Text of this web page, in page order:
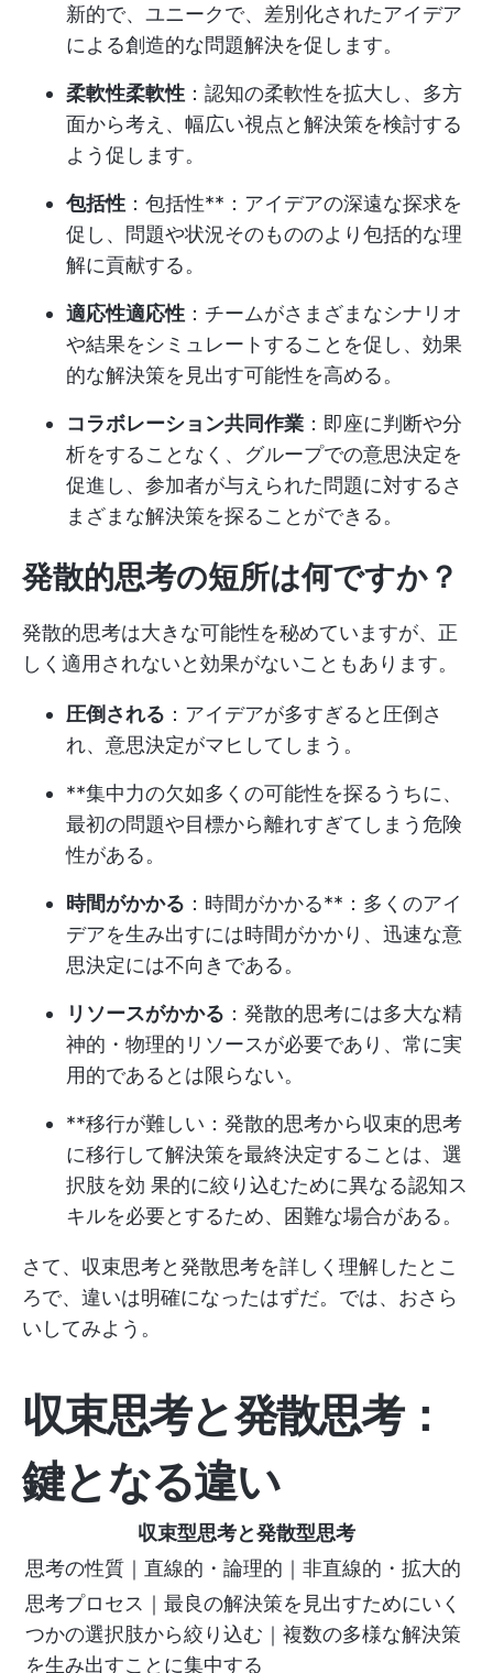
新的で、ユニークで、差別化されたアイデア
による創造的な問題解決を促します。
柔軟性柔軟性 ：認知の柔軟性を拡大し、多方
面から考え、幅広い視点と解決策を検討する
よう促します。
包括性 ：包括性**：アイデアの深遠な探求を
促し、問題や状況そのもののより包括的な理
解に貢献する。
適応性適応性 ：チームがさまざまなシナリオ
や結果をシミュレートすることを促し、効果
的な解決策を見出す可能性を高める。
コラボレーション共同作業 ：即座に判断や分
析をすることなく、グループでの意思決定を
促進し、参加者が与えられた問題に対するさ
まざまな解決策を探ることができる。
発散的思考の短所は何ですか？
発散的思考は大きな可能性を秘めていますが、正
しく適用されないと効果がないこともあります。
圧倒される ：アイデアが多すぎると圧倒さ
れ、意思決定がマヒしてしまう。
**集中力の欠如多くの可能性を探るうちに、
最初の問題や目標から離れすぎてしまう危険
性がある。
時間がかかる ：時間がかかる**：多くのアイ
デアを生み出すには時間がかかり、迅速な意
思決定には不向きである。
リソースがかかる ：発散的思考には多大な精
神的・物理的リソースが必要であり、常に実
用的であるとは限らない。
**移行が難しい：発散的思考から収束的思考
に移行して解決策を最終決定することは、選
択肢を効 果的に絞り込むために異なる認知ス
キルを必要とするため、困難な場合がある。
さて、収束思考と発散思考を詳しく理解したとこ
ろで、違いは明確になったはずだ。では、おさら
いしてみよう。
収束思考と発散思考：
鍵となる違い
収束型思考と発散型思考
思考の性質｜直線的・論理的｜非直線的・拡大的
思考プロセス｜最良の解決策を見出すためにいく
つかの選択肢から絞り込む｜複数の多様な解決策
を生み出すことに集中する